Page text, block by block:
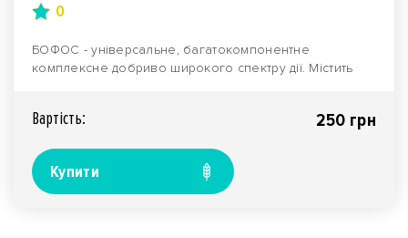
0
БОФОС - універсальне, багатокомпонентне
комплексне добриво широкого спектру дії. Містить
Вартiсть: 250 грн
Купити